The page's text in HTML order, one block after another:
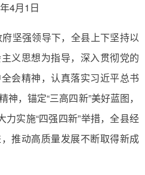
4月1日
坚强领导下，全县上下坚持以
义思想为指导，深入贯彻党的
会精神，认真落实习近平总书
，锚定“三高四新”美好蓝图，
力实施“四强四新”举措，全县经
推动高质量发展不断取得新成